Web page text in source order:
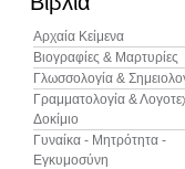
Αρχαία Κείμενα
Βιογραφίες & Μαρτυρίες
Γλωσσολογία &
Γραμματολογία &
Δοκίμιο
Γυναίκα - Μητρότητα -
Εγκυμοσύνη